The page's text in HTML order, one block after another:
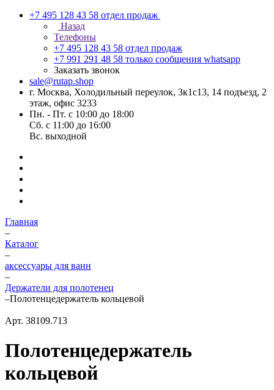
+7 495 128 43 58 отдел продаж
Назад
Телефоны
+7 495 128 43 58 отдел продаж
+7 991 291 48 58 только сообщения whatsapp
Заказать звонок
sale@rutap.shop
г. Москва, Холодильный переулок, 3к1с13, 14 подъезд, 2
этаж, офис 3233
Пн. - Пт. с 10:00 до 18:00
Сб. с 11:00 до 16:00
Вс. выходной
Главная
–
Каталог
–
аксессуары для ванн
–
Держатели для полотенец
–Полотенцедержатель кольцевой
Арт. 38109.713
Полотенцедержатель
кольцевой